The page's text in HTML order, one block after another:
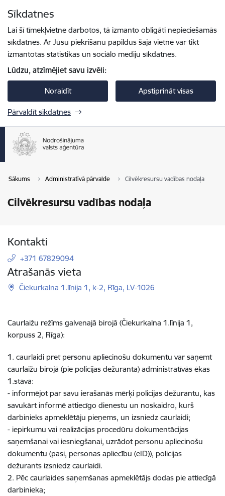
Sīkdatnes
Lai šī tīmekļvietne darbotos, tā izmanto obligāti nepieciešamās
sīkdatnes. Ar Jūsu piekrišanu papildus šajā vietnē var tikt
izmantotas statistikas un sociālo mediju sīkdatnes.
Lūdzu, atzīmējiet savu izvēli:
Noraidīt Apstiprināt visas
Pārvaldīt sīkdatnes
Sākums Administratīvā pārvalde Cilvēkresursu vadības nodaļa
Cilvēkresursu vadības nodaļa
Kontakti
+371 67829094
Atrašanās vieta
Čiekurkalna 1.līnija 1, k-2, Rīga, LV-1026
Caurlaižu režīms galvenajā birojā (Čiekurkalna 1.līnija 1,
korpuss 2, Rīga):
1. caurlaidi pret personu apliecinošu dokumentu var saņemt
caurlaižu birojā (pie policijas dežuranta) administratīvās ēkas
1.stāvā:
- informējot par savu ierašanās mērķi policijas dežurantu, kas
savukārt informē attiecīgo dienestu un noskaidro, kurš
darbinieks apmeklētāju pieņems, un izsniedz caurlaidi;
- iepirkumu vai realizācijas procedūru dokumentācijas
saņemšanai vai iesniegšanai, uzrādot personu apliecinošu
dokumentu (pasi, personas apliecību (eID)), policijas
dežurants izsniedz caurlaidi.
2. Pēc caurlaides saņemšanas apmeklētājs dodas pie attiecīgā
darbinieka;